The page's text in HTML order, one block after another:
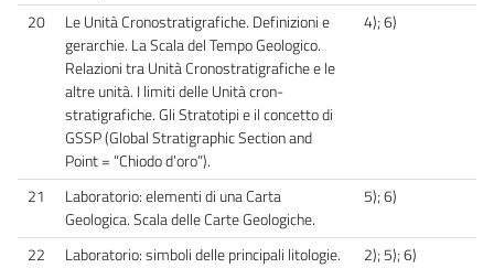
20
Le Unità Cronostratigrafiche. Definizioni e
gerarchie. La Scala del Tempo Geologico.
Relazioni tra Unità Cronostratigrafiche e le
altre unità. I limiti delle Unità cron-
stratigrafiche. Gli Stratotipi e il concetto di
GSSP (Global Stratigraphic Section and
Point = “Chiodo d’oro”).
4); 6)
21
Laboratorio: elementi di una Carta
Geologica. Scala delle Carte Geologiche.
5); 6)
22 Laboratorio: simboli delle principali litologie.
2); 5); 6)